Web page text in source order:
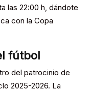
las 22:00 h, dándote
con la Copa
fútbol
del patrocinio de
2025-2026. La